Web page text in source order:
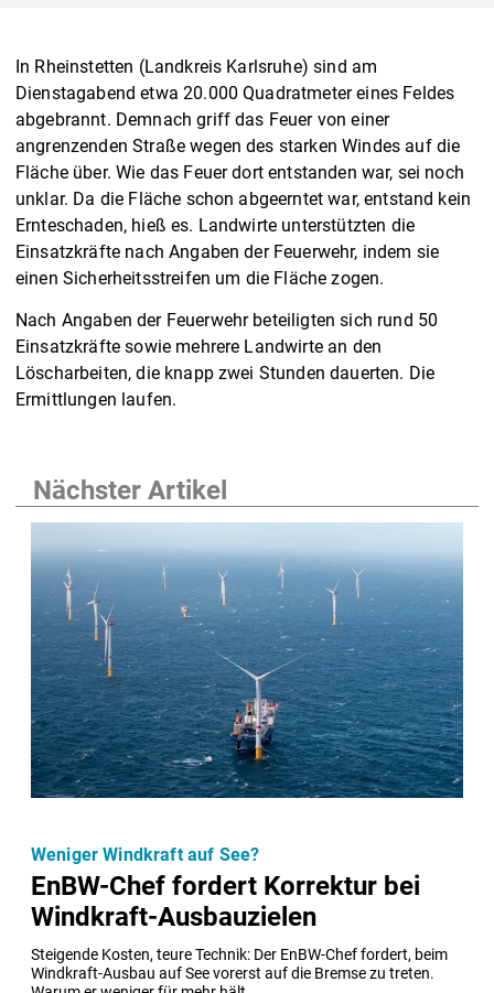
In Rheinstetten (Landkreis Karlsruhe) sind am
Dienstagabend etwa 20.000 Quadratmeter eines Feldes
abgebrannt. Demnach griff das Feuer von einer
angrenzenden Straße wegen des starken Windes auf die
Fläche über. Wie das Feuer dort entstanden war, sei noch
unklar. Da die Fläche schon abgeerntet war, entstand kein
Ernteschaden, hieß es. Landwirte unterstützten die
Einsatzkräfte nach Angaben der Feuerwehr, indem sie
einen Sicherheitsstreifen um die Fläche zogen.
Nach Angaben der Feuerwehr beteiligten sich rund 50
Einsatzkräfte sowie mehrere Landwirte an den
Löscharbeiten, die knapp zwei Stunden dauerten. Die
Ermittlungen laufen.
Nächster Artikel
EnBW-Chef fordert Korrektur bei
Windkraft-Ausbauzielen
Steigende Kosten, teure Technik: Der EnBW-Chef fordert, beim
Windkraft-Ausbau auf See vorerst auf die Bremse zu treten.
Weniger Windkraft auf See?